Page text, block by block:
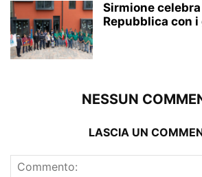
Sirmione
Repubblica con i
NESSUN
LASCIA UN